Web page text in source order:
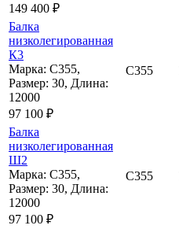
149 400 ₽
Балка
низколегированная
К3
Марка: С355,
Размер: 30, Длина:
12000
97 100 ₽
С355
Балка
низколегированная
Ш2
Марка: С355,
Размер: 30, Длина:
12000
97 100 ₽
С355